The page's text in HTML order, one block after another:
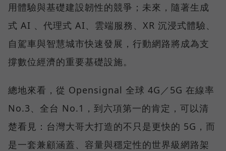
用體驗與基礎建設韌性的競爭；未來，隨著生成
式 AI 、代理式 AI、雲端服務、XR 沉浸式體驗、
自駕車與智慧城市快速發展，行動網路將成為支
撐數位經濟的重要基礎設施。
總地來看，從 Opensignal 全球 4G／5G 在線率
No.3、全台 No.1，到六項第一的肯定，可以清
楚看見：台灣大哥大打造的不只是更快的 5G，而
是一套兼顧涵蓋、容量與穩定性的世界級網路架